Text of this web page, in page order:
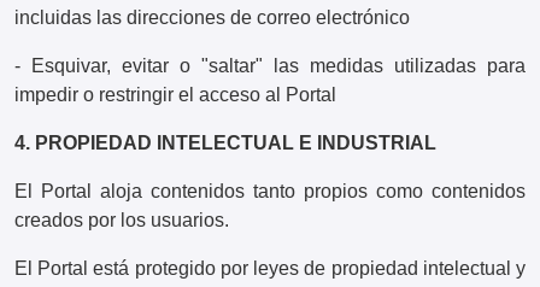
incluidas las direcciones de correo electrónico
- Esquivar, evitar o "saltar" las medidas utilizadas para
impedir o restringir el acceso al Portal
4. PROPIEDAD INTELECTUAL E INDUSTRIAL
El Portal aloja contenidos tanto propios como contenidos
creados por los usuarios.
El Portal está protegido por leyes de propiedad intelectual y